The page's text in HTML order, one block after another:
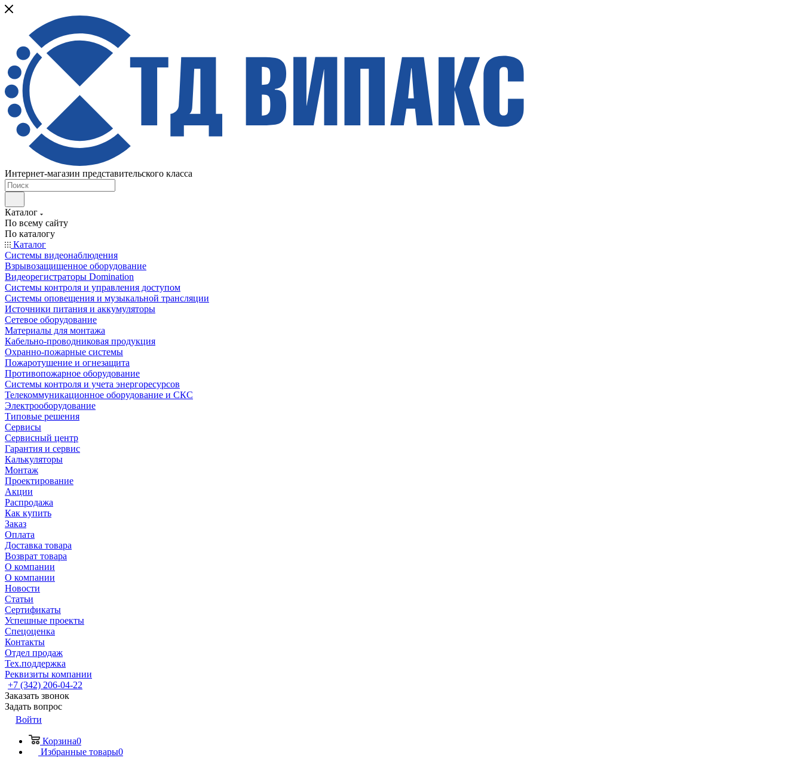
Интернет-магазин представительского класса
Каталог
По всему сайту
По каталогу
Каталог
Системы видеонаблюдения
Взрывозащищенное оборудование
Видеорегистраторы Domination
Системы контроля и управления доступом
Системы оповещения и музыкальной трансляции
Источники питания и аккумуляторы
Сетевое оборудование
Материалы для монтажа
Кабельно-проводниковая продукция
Охранно-пожарные системы
Пожаротушение и огнезащита
Противопожарное оборудование
Системы контроля и учета энергоресурсов
Телекоммуникационное оборудование и СКС
Электрооборудование
Типовые решения
Сервисы
Сервисный центр
Гарантия и сервис
Калькуляторы
Монтаж
Проектирование
Акции
Распродажа
Как купить
Заказ
Оплата
Доставка товара
Возврат товара
О компании
О компании
Новости
Статьи
Сертификаты
Успешные проекты
Спецоценка
Контакты
Отдел продаж
Тех.поддержка
Реквизиты компании
+7 (342) 206-04-22
Заказать звонок
Задать вопрос
Войти
Корзина0
Избранные товары0